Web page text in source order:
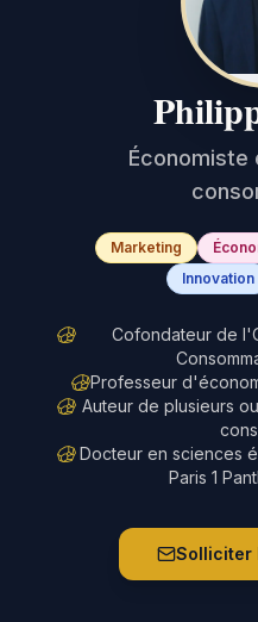
Économiste
Marketing
Innovation
Cofondateur de
Professeur
Auteur de plusieurs
Docteur en sciences
Paris 1
Solliciter